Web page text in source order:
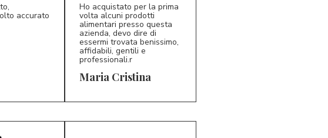
accurato
MC 5/5
Ho acquistato per la prima
volta alcuni prodotti
alimentari presso questa
azienda, devo dire di
essermi trovata benissimo,
affidabili, gentili e
professionali.r
Maria Cristina